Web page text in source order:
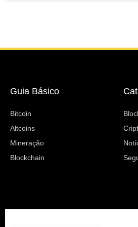
Guia Básico
Bitcoin
Altcoins
Mineração
Blockchain